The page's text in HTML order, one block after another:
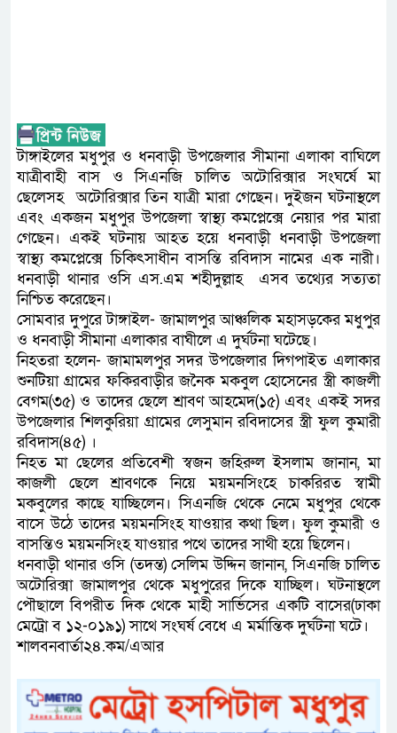
টাঙ্গাইলের মধুপুর ও ধনবাড়ী উপজেলার সীমানা এলাকা বাঘিলে
যাত্রীবাহী বাস ও সিএনজি চালিত অটোরিক্সার সংঘর্ষে মা
ছেলেসহ অটোরিক্সার তিন যাত্রী মারা গেছেন। দুইজন ঘটনাস্থলে
এবং একজন মধুপুর উপজেলা স্বাস্থ্য কমপ্লেক্সে নেয়ার পর মারা
গেছেন। একই ঘটনায় আহত হয়ে ধনবাড়ী ধনবাড়ী উপজেলা
স্বাস্থ্য কমপ্লেক্সে চিকিৎসাধীন বাসন্তি রবিদাস নামের এক নারী।
ধনবাড়ী থানার ওসি এস.এম শহীদুল্লাহ এসব তথ্যের সত্যতা
নিশ্চিত করেছেন।
সোমবার দুপুরে টাঙ্গাইল- জামালপুর আঞ্চলিক মহাসড়কের মধুপুর
ও ধনবাড়ী সীমানা এলাকার বাঘীলে এ দুর্ঘটনা ঘটেছে।
নিহতরা হলেন- জামামলপুর সদর উপজেলার দিগপাইত এলাকার
শুনটিয়া গ্রামের ফকিরবাড়ীর জনৈক মকবুল হোসেনের স্ত্রী কাজলী
বেগম(৩৫) ও তাদের ছেলে শ্রাবণ আহমেদ(১৫) এবং একই সদর
উপজেলার শিলকুরিয়া গ্রামের লেসুমান রবিদাসের স্ত্রী ফুল কুমারী
রবিদাস(৪৫) ।
নিহত মা ছেলের প্রতিবেশী স্বজন জহিরুল ইসলাম জানান, মা
কাজলী ছেলে শ্রাবণকে নিয়ে ময়মনসিংহে চাকরিরত স্বামী
মকবুলের কাছে যাচ্ছিলেন। সিএনজি থেকে নেমে মধুপুর থেকে
বাসে উঠে তাদের ময়মনসিংহ যাওয়ার কথা ছিল। ফুল কুমারী ও
বাসন্তিও ময়মনসিংহ যাওয়ার পথে তাদের সাথী হয়ে ছিলেন।
ধনবাড়ী থানার ওসি (তদন্ত) সেলিম উদ্দিন জানান, সিএনজি চালিত
অটোরিক্সা জামালপুর থেকে মধুপুরের দিকে যাচ্ছিল। ঘটনাস্থলে
পৌছালে বিপরীত দিক থেকে মাহী সার্ভিসের একটি বাসের(ঢাকা
মেট্রো ব ১২-০১৯১) সাথে সংঘর্ষ বেধে এ মর্মান্তিক দুর্ঘটনা ঘটে।
শালবনবার্তা২৪.কম/এআর